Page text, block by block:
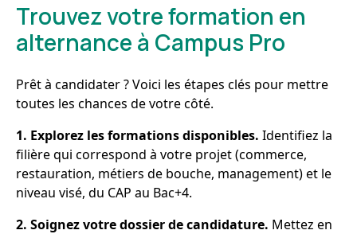
Trouvez votre formation en
alternance à Campus Pro
Prêt à candidater ? Voici les étapes clés pour mettre
toutes les chances de votre côté.
1. Explorez les formations disponibles. Identifiez la
filière qui correspond à votre projet (commerce,
restauration, métiers de bouche, management) et le
niveau visé, du CAP au Bac+4.
2. Soignez votre dossier de candidature. Mettez en